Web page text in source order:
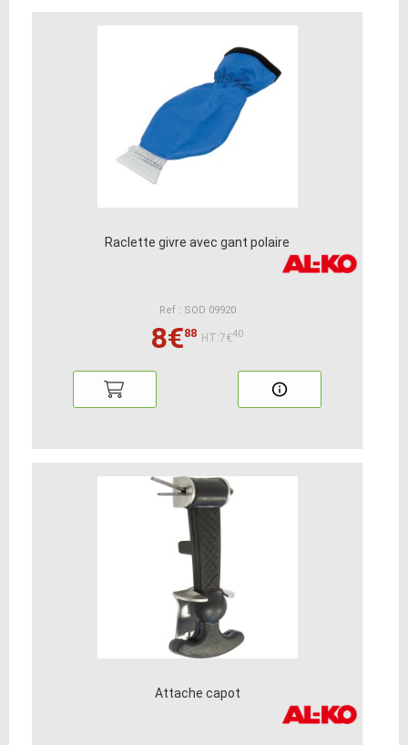
Raclette givre avec gant polaire
Ref : SOD 09920
8€88 HT:7€40
Attache capot